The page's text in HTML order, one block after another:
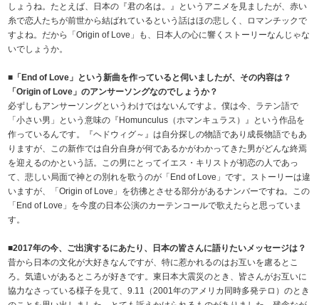
しょうね。たとえば、日本の『君の名は。』というアニメを見ましたが、赤い
糸で恋人たちが前世から結ばれているという話はほの悲しく、ロマンチックで
すよね。だから「Origin of Love」も、日本人の心に響くストーリーなんじゃな
いでしょうか。
■「End of Love」という新曲を作っていると伺いましたが、その内容は？
「Origin of Love」のアンサーソングなのでしょうか？
必ずしもアンサーソングというわけではないんですよ。僕は今、ラテン語で
「小さい男」という意味の『Homunculus（ホマンキュラス）』という作品を
作っているんです。『ヘドウィグ～』は自分探しの物語であり成長物語でもあ
りますが、この新作では自分自身が何であるかがわかってきた男がどんな終焉
を迎えるのかという話。この男にとってイエス・キリストが初恋の人であっ
て、悲しい局面で神との別れを歌うのが「End of Love」です。ストーリーは違
いますが、「Origin of Love」を彷彿とさせる部分があるナンバーですね。この
「End of Love」を今度の日本公演のカーテンコールで歌えたらと思っていま
す。
■2017年の今、ご出演するにあたり、日本の皆さんに語りたいメッセージは？
昔から日本の文化が大好きなんですが、特に惹かれるのはお互いを慮るとこ
ろ。気遣いがあるところが好きです。東日本大震災のとき、皆さんがお互いに
協力なさっている様子を見て、9.11（2001年のアメリカ同時多発テロ）のとき